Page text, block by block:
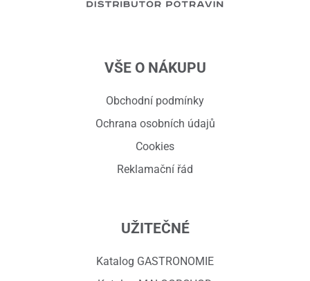
VŠE O NÁKUPU
Obchodní podmínky
Ochrana osobních údajů
Cookies
Reklamační řád
UŽITEČNÉ
Katalog GASTRONOMIE